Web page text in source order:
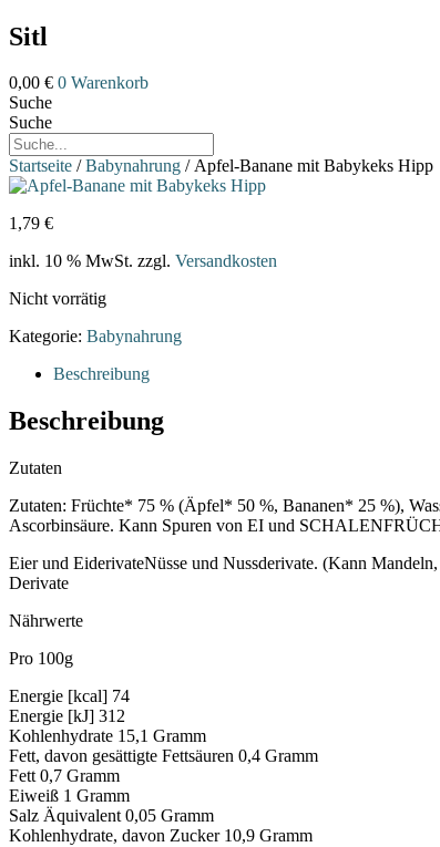
Sitl
0,00 € 0 Warenkorb
Suche
Suche
Startseite /Babynahrung / Apfel-Banane mit Babykeks Hipp
1,79 €
inkl. 10 % MwSt. zzgl. Versandkosten
Nicht vorrätig
Kategorie: Babynahrung
Beschreibung
Beschreibung
Zutaten
Zutaten: Früchte* 75 % (Äpfel* 50 %, Bananen* 25 %),
Ascorbinsäure. Kann Spuren von EI und
Eier und EiderivateNüsse und Nussderivate. (Kann
Derivate
Nährwerte
Pro 100g
Energie [kcal] 74
Energie [kJ] 312
Kohlenhydrate 15,1 Gramm
Fett, davon gesättigte Fettsäuren 0,4 Gramm
Fett 0,7 Gramm
Eiweiß 1 Gramm
Salz Äquivalent 0,05 Gramm
Kohlenhydrate, davon Zucker 10,9 Gramm